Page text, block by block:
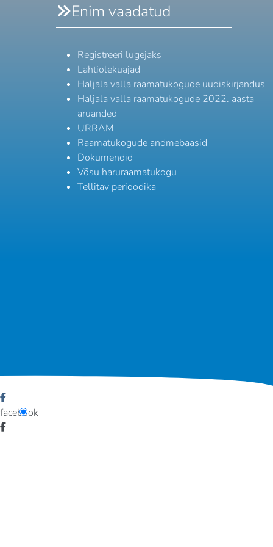
Enim vaadatud
Registreeri lugejaks
Lahtiolekuajad
Haljala valla raamatukogude uudiskirjandus
Haljala valla raamatukogude 2022. aasta
aruanded
URRAM
Raamatukogude andmebaasid
Dokumendid
Võsu haruraamatukogu
Tellitav perioodika
facebook